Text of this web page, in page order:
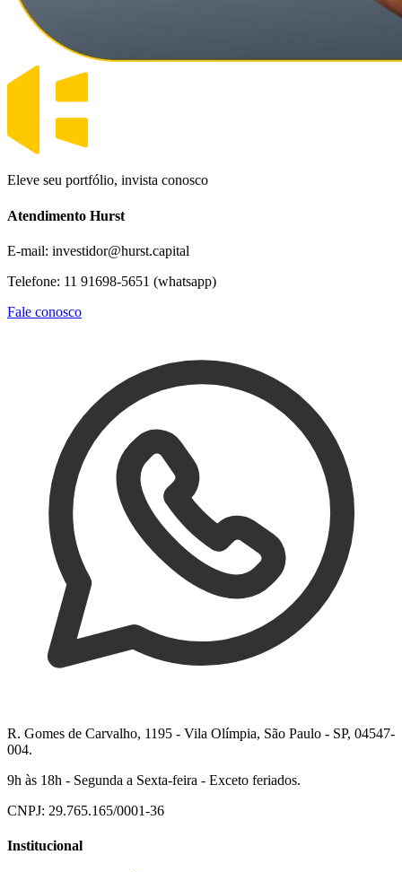
Eleve seu portfólio, invista conosco
Atendimento Hurst
E-mail: investidor@hurst.capital
Telefone: 11 91698-5651 (whatsapp)
Fale conosco
R. Gomes de Carvalho, 1195 - Vila Olímpia, São Paulo - SP, 04547-
004.
9h às 18h - Segunda a Sexta-feira - Exceto feriados.
CNPJ: 29.765.165/0001-36
Institucional